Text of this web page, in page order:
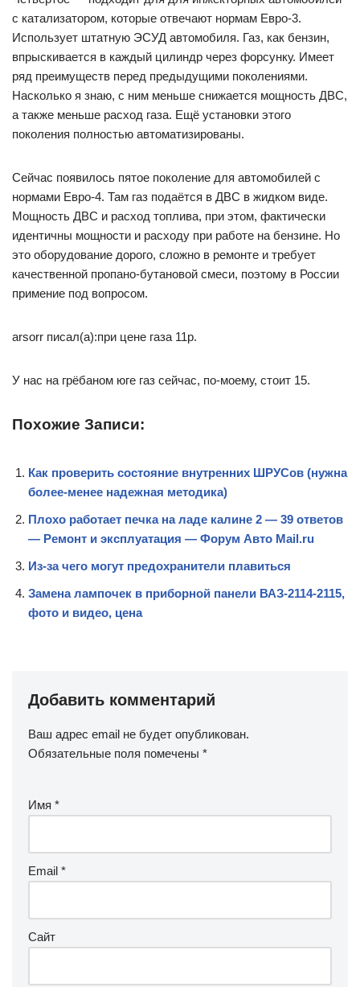
с катализатором, которые отвечают нормам Евро-3.
Использует штатную ЭСУД автомобиля. Газ, как бензин,
впрыскивается в каждый цилиндр через форсунку. Имеет
ряд преимуществ перед предыдущими поколениями.
Насколько я знаю, с ним меньше снижается мощность ДВС,
а также меньше расход газа. Ещё установки этого
поколения полностью автоматизированы.
Сейчас появилось пятое поколение для автомобилей с
нормами Евро-4. Там газ подаётся в ДВС в жидком виде.
Мощность ДВС и расход топлива, при этом, фактически
идентичны мощности и расходу при работе на бензине. Но
это оборудование дорого, сложно в ремонте и требует
качественной пропано-бутановой смеси, поэтому в России
примение под вопросом.
arsorr писал(а):при цене газа 11р.
У нас на грёбаном юге газ сейчас, по-моему, стоит 15.
Похожие Записи:
Как проверить состояние внутренних ШРУСов (нужна
более-менее надежная методика)
Плохо работает печка на ладе калине 2 — 39 ответов
— Ремонт и эксплуатация — Форум Авто Mail.ru
Из-за чего могут предохранители плавиться
Замена лампочек в приборной панели ВАЗ-2114-2115,
фото и видео, цена
Добавить комментарий
Ваш адрес email не будет опубликован.
Обязательные поля помечены *
Имя *
Email *
Сайт